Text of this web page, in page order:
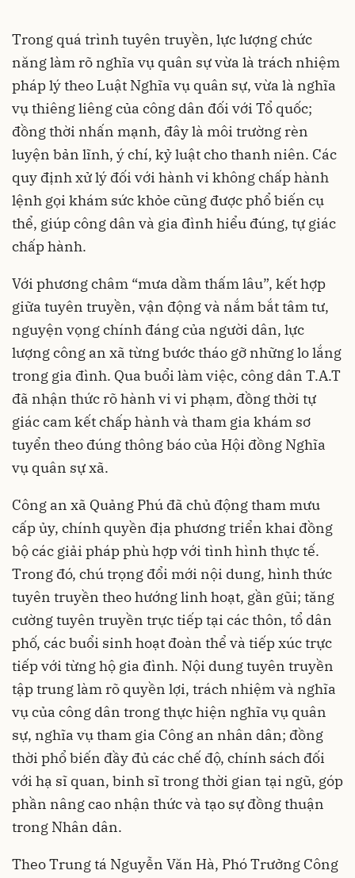
Trong quá trình tuyên truyền, lực lượng chức
năng làm rõ nghĩa vụ quân sự vừa là trách nhiệm
pháp lý theo Luật Nghĩa vụ quân sự, vừa là nghĩa
vụ thiêng liêng của công dân đối với Tổ quốc;
đồng thời nhấn mạnh, đây là môi trường rèn
luyện bản lĩnh, ý chí, kỷ luật cho thanh niên. Các
quy định xử lý đối với hành vi không chấp hành
lệnh gọi khám sức khỏe cũng được phổ biến cụ
thể, giúp công dân và gia đình hiểu đúng, tự giác
chấp hành.
Với phương châm “mưa dầm thấm lâu”, kết hợp
giữa tuyên truyền, vận động và nắm bắt tâm tư,
nguyện vọng chính đáng của người dân, lực
lượng công an xã từng bước tháo gỡ những lo lắng
trong gia đình. Qua buổi làm việc, công dân T.A.T
đã nhận thức rõ hành vi vi phạm, đồng thời tự
giác cam kết chấp hành và tham gia khám sơ
tuyển theo đúng thông báo của Hội đồng Nghĩa
vụ quân sự xã.
Công an xã Quảng Phú đã chủ động tham mưu
cấp ủy, chính quyền địa phương triển khai đồng
bộ các giải pháp phù hợp với tình hình thực tế.
Trong đó, chú trọng đổi mới nội dung, hình thức
tuyên truyền theo hướng linh hoạt, gần gũi; tăng
cường tuyên truyền trực tiếp tại các thôn, tổ dân
phố, các buổi sinh hoạt đoàn thể và tiếp xúc trực
tiếp với từng hộ gia đình. Nội dung tuyên truyền
tập trung làm rõ quyền lợi, trách nhiệm và nghĩa
vụ của công dân trong thực hiện nghĩa vụ quân
sự, nghĩa vụ tham gia Công an nhân dân; đồng
thời phổ biến đầy đủ các chế độ, chính sách đối
với hạ sĩ quan, binh sĩ trong thời gian tại ngũ, góp
phần nâng cao nhận thức và tạo sự đồng thuận
trong Nhân dân.
Theo Trung tá Nguyễn Văn Hà, Phó Trưởng Công